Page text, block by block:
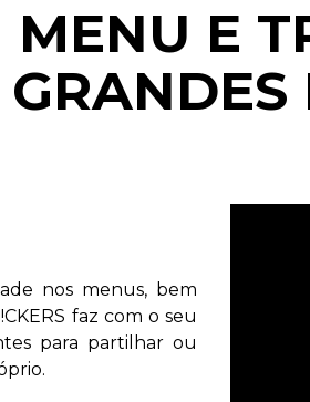
MENU E
nos menus, bem
faz com o seu
para partilhar ou